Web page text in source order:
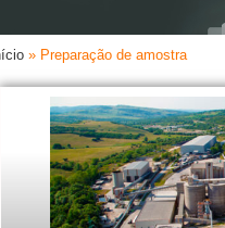
» Preparação de amostra